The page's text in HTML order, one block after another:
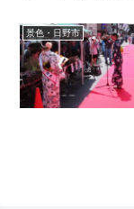
景色・日野市